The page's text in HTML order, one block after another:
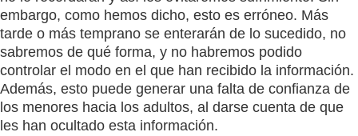
embargo, como hemos dicho, esto es erróneo. Más
tarde o más temprano se enterarán de lo sucedido, no
sabremos de qué forma, y no habremos podido
controlar el modo en el que han recibido la información.
Además, esto puede generar una falta de confianza de
los menores hacia los adultos, al darse cuenta de que
les han ocultado esta información.